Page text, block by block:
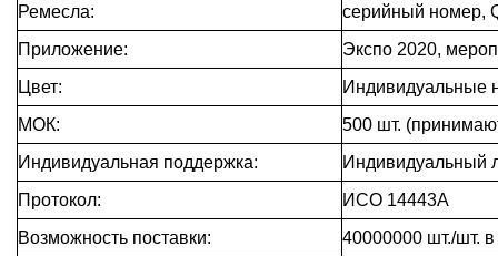
Ремесла:
серийный номер,
Приложение:
Экспо 2020,
Цвет:
Индивидуальные
МОК:
500 шт.
Индивидуальная поддержка:
Индивидуальный
Протокол:
ИСО 14443А
Возможность поставки:
40000000 шт./шт.